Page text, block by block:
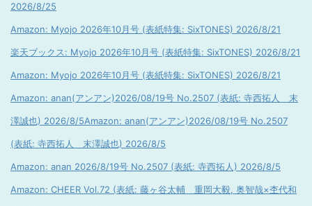
2026/8/25
Amazon: Myojo 2026年10月号 (表紙特集: SixTONES) 2026/8/21
楽天ブックス: Myojo 2026年10月号 (表紙特集: SixTONES) 2026/8/21
Amazon: Myojo 2026年10月号 (表紙特集: SixTONES) 2026/8/21
Amazon: anan(アンアン)2026/08/19号 No.2507 (表紙: 寺西拓人 末
澤誠也) 2026/8/5Amazon: anan(アンアン)2026/08/19号 No.2507
(表紙: 寺西拓人 末澤誠也) 2026/8/5
Amazon: anan 2026/8/19号 No.2507 (表紙: 寺西拓人) 2026/8/5
Amazon: CHEER Vol.72 (表紙: 藤ヶ谷太輔 重岡大毅, 奥智哉×杢代和